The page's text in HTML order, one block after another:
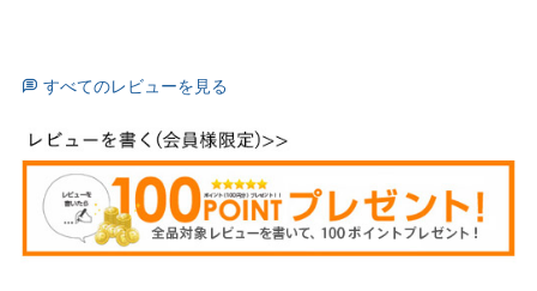
すべてのレビューを見る